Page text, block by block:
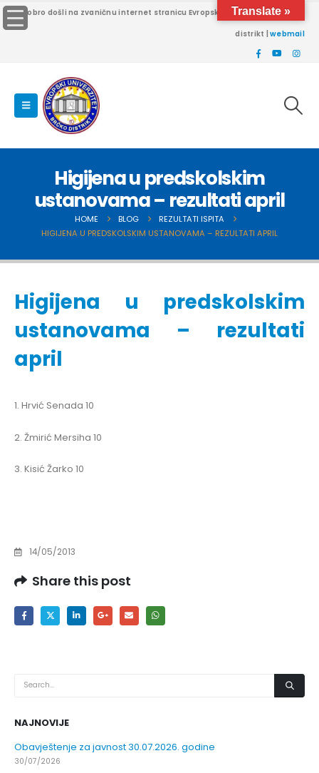
Dobro došli na zvaničnu internet stranicu Evropskog univerziteta Brčko
distrikt |webmail
Higijena u predskolskim
ustanovama – rezultati april
HOME BLOG
REZULTATI ISPITA
HIGIJENA U PREDSKOLSKIM USTANOVAMA – REZULTATI APRIL
Higijena u predskolskim
ustanovama – rezultati
april
1. Hrvić Senada 10
2. Žmirić Mersiha 10
3. Kisić Žarko 10
14/05/2013
Share this post
NAJNOVIJE
Obavještenje za javnost 30.07.2026. godine
30/07/2026
Translate »